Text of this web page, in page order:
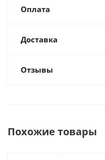
Оплата
Доставка
Отзывы
Похожие товары